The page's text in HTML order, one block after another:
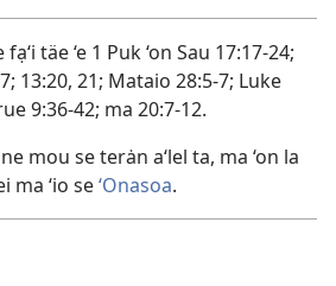
fạ‘i täe ‘e 1 Puk ‘on Sau 17:17-24;
13:20, 21; Mataio 28:5-7; Luke
9:36-42; ma 20:7-12.
mou se terȧn a‘lel ta, ma ‘on la
ma ‘io se‘Onasoa.